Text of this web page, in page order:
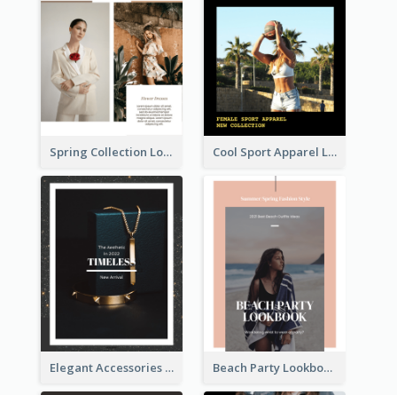
Spring Collection Lookbook Cool Sport Apparel Lookbook
Elegant Accessories Lookbook Beach Party Lookbook